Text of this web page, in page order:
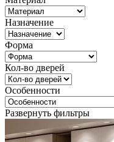
Назначение
Форма
Кол-во дверей
Особенности
Развернуть фильтры